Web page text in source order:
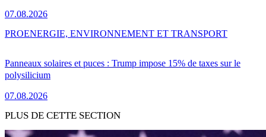
07.08.2026
Panneaux solaires et puces : Trump impose 15% de taxes sur le
polysilicium
07.08.2026
PROENERGIE, ENVIRONNEMENT ET TRANSPORT
PLUS DE CETTE SECTION